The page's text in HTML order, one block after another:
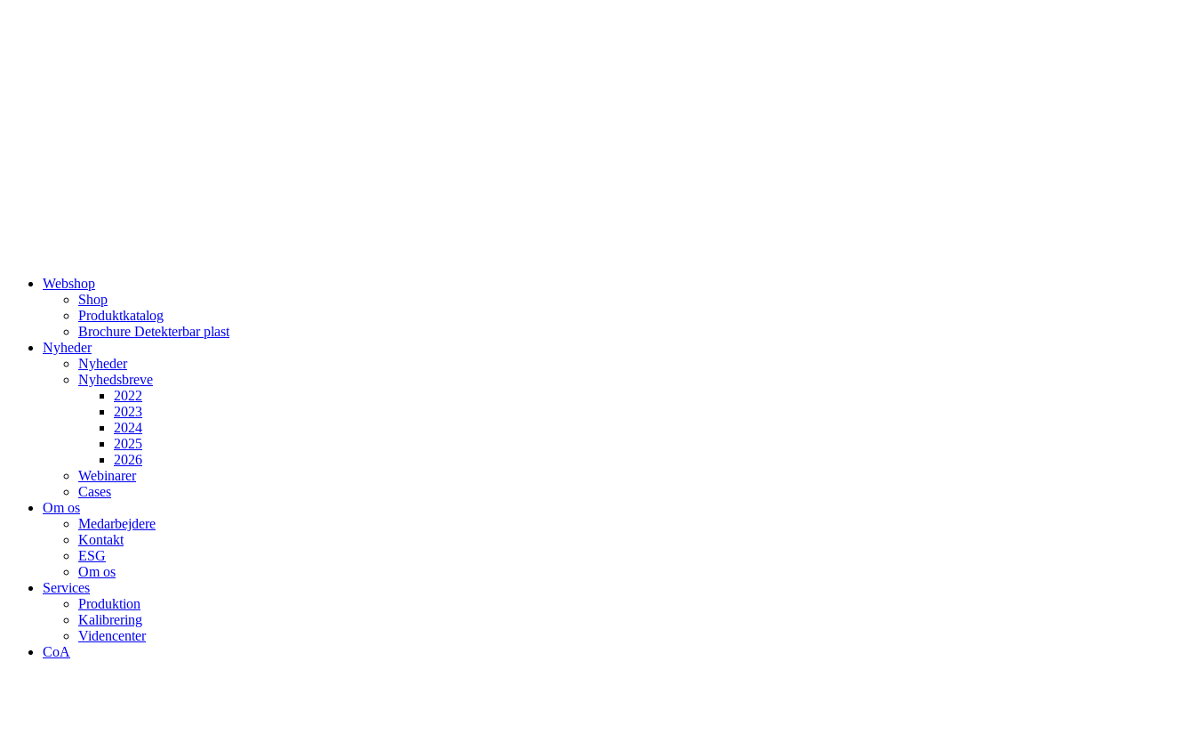
Webshop
Shop
Produktkatalog
Brochure Detekterbar plast
Nyheder
Nyheder
Nyhedsbreve
2022
2023
2024
2025
2026
Webinarer
Cases
Om os
Medarbejdere
Kontakt
ESG
Om os
Services
Produktion
Kalibrering
Videncenter
CoA